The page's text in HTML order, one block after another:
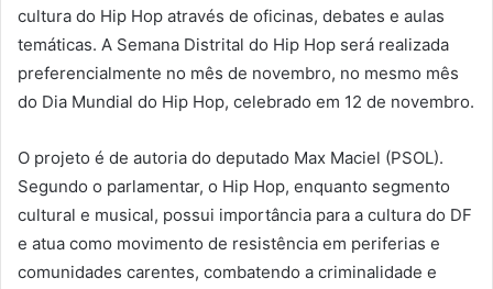
cultura do Hip Hop através de oficinas, debates e aulas
temáticas. A Semana Distrital do Hip Hop será realizada
preferencialmente no mês de novembro, no mesmo mês
do Dia Mundial do Hip Hop, celebrado em 12 de novembro.
O projeto é de autoria do deputado Max Maciel (PSOL).
Segundo o parlamentar, o Hip Hop, enquanto segmento
cultural e musical, possui importância para a cultura do DF
e atua como movimento de resistência em periferias e
comunidades carentes, combatendo a criminalidade e